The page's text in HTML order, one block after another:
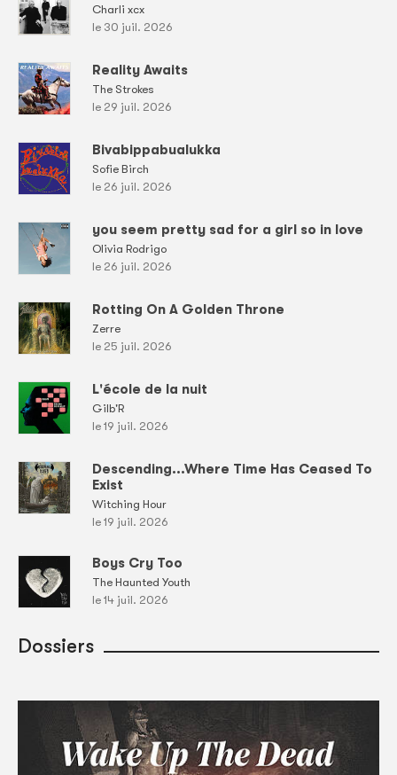
Charli xcx
le 30 juil. 2026
Reality Awaits
The Strokes
le 29 juil. 2026
Bivabippabualukka
Sofie Birch
le 26 juil. 2026
you seem pretty sad for a girl so in love
Olivia Rodrigo
le 26 juil. 2026
Rotting On A Golden Throne
Zerre
le 25 juil. 2026
L'école de la nuit
Gilb'R
le 19 juil. 2026
Descending...Where Time Has Ceased To
Exist
Witching Hour
le 19 juil. 2026
Boys Cry Too
The Haunted Youth
le 14 juil. 2026
Dossiers